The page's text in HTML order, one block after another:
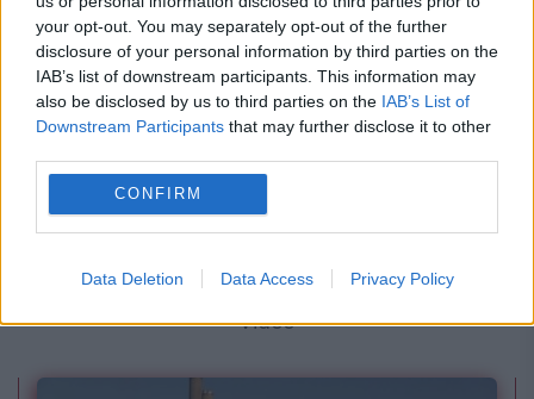
your opt-out. You may separately opt-out of the further
disclosure of your personal information by third parties on the
IAB’s list of downstream participants. This information may
also be disclosed by us to third parties on the IAB’s List of
Downstream Participants that may further disclose it to other
CONFIRM
Data Deletion Data Access Privacy Policy
Imagini de groază la Buzău. Ministerul Apărării
confirmă incidentul în care un parașutist
militar a rămas agățat de avionul în zbor.
Video